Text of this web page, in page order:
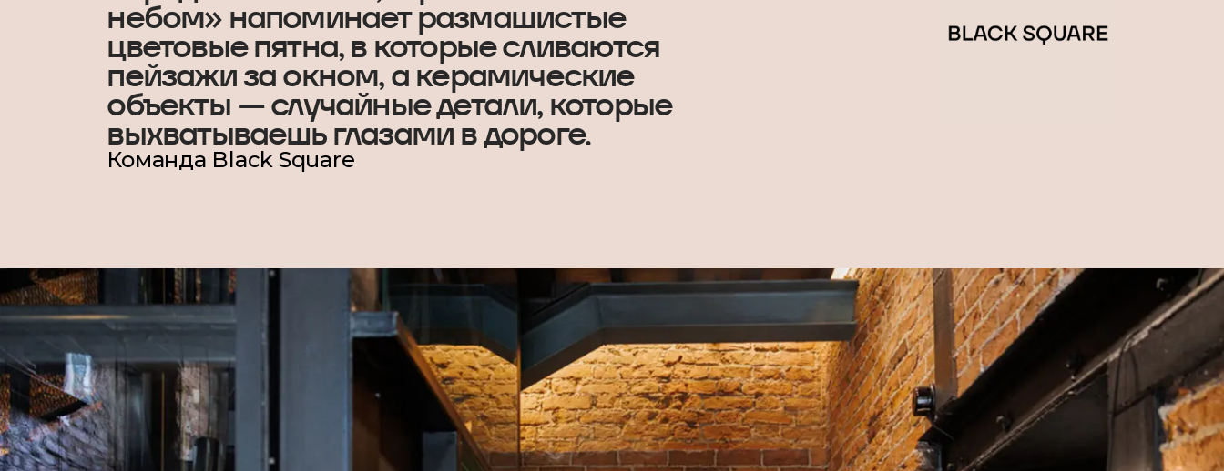
небом» напоминает размашистые
цветовые пятна, в которые сливаются
пейзажи за окном, а керамические
объекты — случайные детали, которые
выхватываешь глазами в дороге.
Команда Black Square